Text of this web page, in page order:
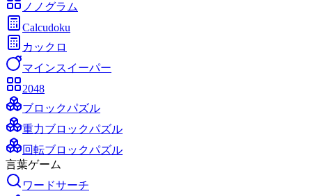
ノノグラム
Calcudoku
カックロ
マインスイーパー
2048
ブロックパズル
重力ブロックパズル
回転ブロックパズル
言葉ゲーム
ワードサーチ